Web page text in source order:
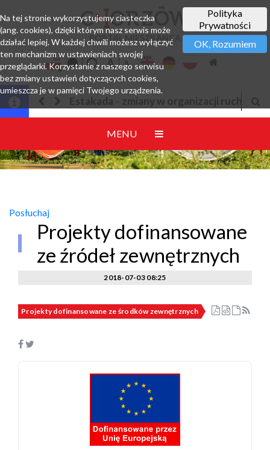
PORTAL MIESZKAŃCA
w organizacji ruchuJesteśmy w EZD
MENU
Posłuchaj
Projekty dofinansowane
ze źródeł zewnętrznych
2018-07-03 08:25
Projekty dofinansowane ze środków zewnętrznych
Polityka
Prywatności
OK, Rozumiem
Na tej stronie wykorzystujemy ciasteczka
(ang. cookies), dzięki którym nasz serwis może
działać lepiej. W każdej chwili możesz wyłączyć
ten mechanizm w ustawieniach swojej
przeglądarki. Korzystanie z naszego serwisu
bez zmiany ustawień dotyczących cookies,
umieszcza je w pamięci Twojego urządzenia.